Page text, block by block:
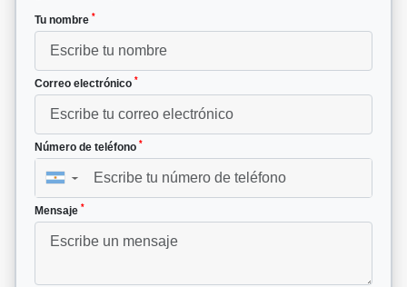
Tu nombre *
Correo electrónico *
Número de teléfono *
▼
Mensaje *